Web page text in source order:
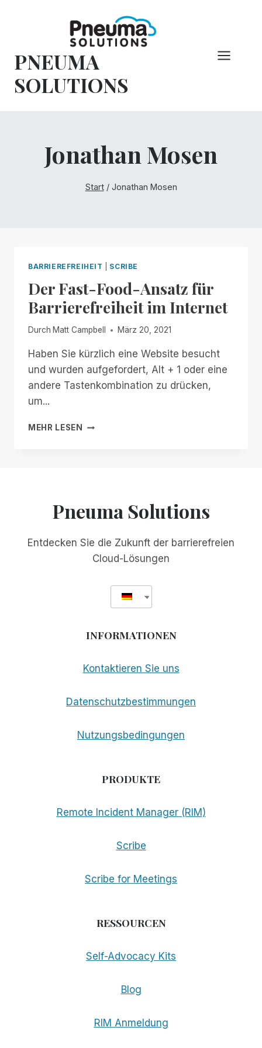
PNEUMA
SOLUTIONS
Jonathan Mosen
Start / Jonathan Mosen
BARRIEREFREIHEIT SCRIBE
Der Fast-Food-Ansatz für
Barrierefreiheit im Internet
Durch Matt Campbell März 20, 2021
Haben Sie kürzlich eine Website besucht
und wurden aufgefordert, Alt + 1 oder eine
andere Tastenkombination zu drücken,
um...
MEHR LESEN
DER
INTERNET
Pneuma Solutions
Entdecken Sie die Zukunft der barrierefreien
Cloud-Lösungen
INFORMATIONEN
Kontaktieren Sie uns
Datenschutzbestimmungen
Nutzungsbedingungen
PRODUKTE
Remote Incident Manager (RIM)
Scribe
Scribe for Meetings
RESSOURCEN
Self-Advocacy Kits
Blog
RIM Anmeldung